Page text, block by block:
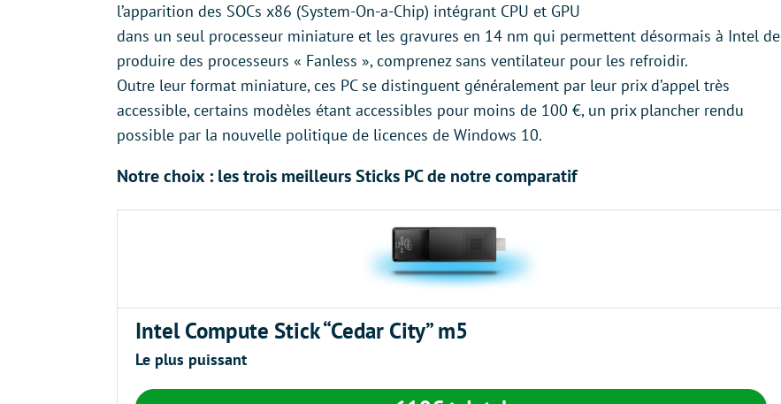
l’apparition des SOCs x86 (System-On-a-Chip) intégrant CPU et GPU
dans un seul processeur miniature et les gravures en 14 nm qui permettent désormais à Intel de
produire des processeurs « Fanless », comprenez sans ventilateur pour les refroidir.
Outre leur format miniature, ces PC se distinguent généralement par leur prix d’appel très
accessible, certains modèles étant accessibles pour moins de 100 €, un prix plancher rendu
possible par la nouvelle politique de licences de Windows 10.
Notre choix : les trois meilleurs Sticks PC de notre comparatif
Intel Compute Stick “Cedar City” m5
Le plus puissant